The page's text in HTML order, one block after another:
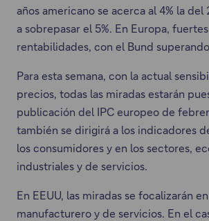
años americano se acerca al 4% la del
a sobrepasar el 5%. En Europa,
rentabilidades, con el Bund
Para esta semana, con la actual
precios, todas las miradas estarán
publicación del IPC europeo de
también se dirigirá a los indicadores
los consumidores y en los sectores,
industriales y de servicios.
En EEUU, las miradas se focalizarán
manufacturero y de servicios. En el